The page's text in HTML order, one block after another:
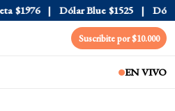
$1976 Dólar Blue $1525 Dólar
Suscribite por $10.000
EN VIVO